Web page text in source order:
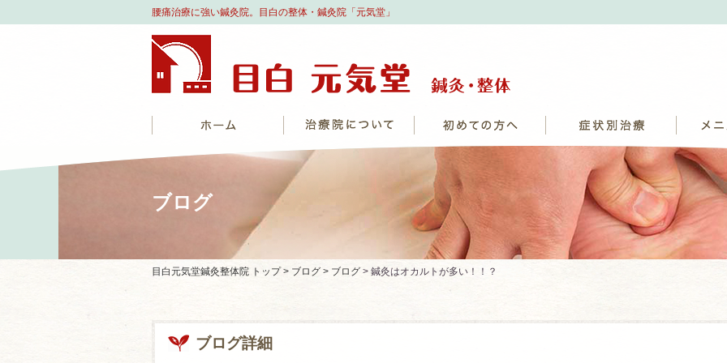
腰痛治療に強い鍼灸院。目白の整体・鍼灸院「元気堂」
ブログ
目白元気堂鍼灸整体院 トップ > ブログ > ブログ > 鍼灸はオカルトが多い！！？
ブログ詳細